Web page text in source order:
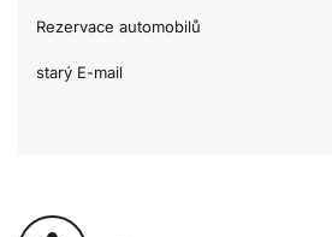
Rezervace automobilů
starý E-mail